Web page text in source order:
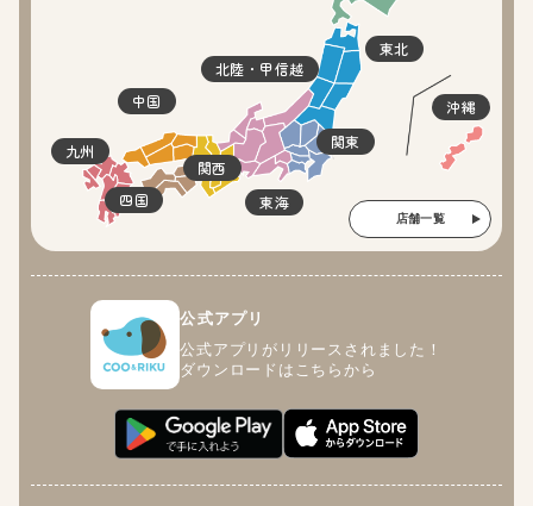
東北
関東
北陸・甲信越
東海
関西
四国
中国
九州
沖縄
店舗一覧
公式アプリ
公式アプリがリリースされました！
ダウンロードはこちらから